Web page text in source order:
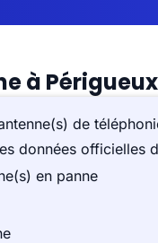
à Périgueux
de
données officielles
en panne